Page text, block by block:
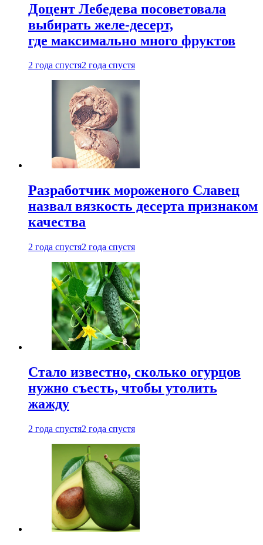
Доцент Лебедева посоветовала
выбирать желе-десерт,
где максимально много фруктов
2 года спустя2 года спустя
Разработчик мороженого Славец
назвал вязкость десерта признаком
качества
2 года спустя2 года спустя
Стало известно, сколько огурцов
нужно съесть, чтобы утолить
жажду
2 года спустя2 года спустя